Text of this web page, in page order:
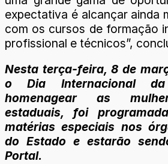
expectativa é alcançar ainda
com os cursos de formação
profissional e técnicos”,
Nesta terça-feira, 8 de
o Dia Internacional
homenagear as
estaduais, foi
matérias especiais nos
do Estado e estarão
Portal.